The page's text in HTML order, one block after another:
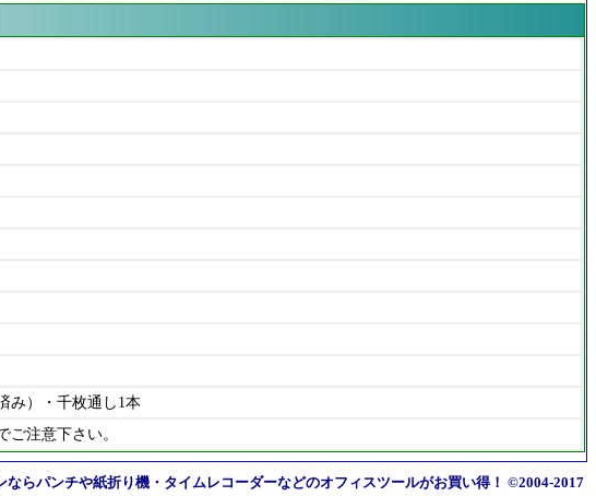
み）・千枚通し1本
注意下さい。
らパンチや紙折り機・タイムレコーダーなどのオフィスツールがお買い得！ ©2004-2017